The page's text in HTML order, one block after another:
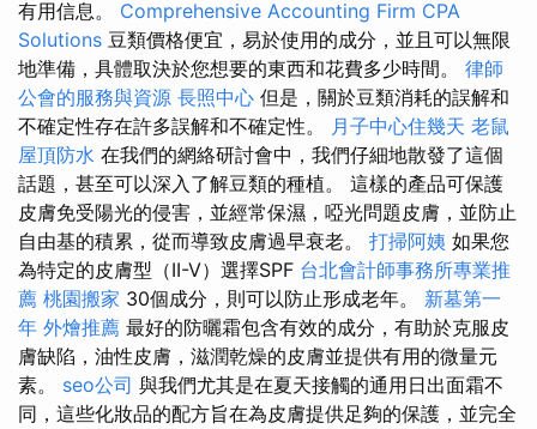
有用信息。 Comprehensive Accounting Firm CPA
Solutions 豆類價格便宜，易於使用的成分，並且可以無限
地準備，具體取決於您想要的東西和花費多少時間。 律師
公會的服務與資源 長照中心 但是，關於豆類消耗的誤解和
不確定性存在許多誤解和不確定性。 月子中心住幾天 老鼠
屋頂防水 在我們的網絡研討會中，我們仔細地散發了這個
話題，甚至可以深入了解豆類的種植。 這樣的產品可保護
皮膚免受陽光的侵害，並經常保濕，啞光問題皮膚，並防止
自由基的積累，從而導致皮膚過早衰老。 打掃阿姨 如果您
為特定的皮膚型（II-V）選擇SPF 台北會計師事務所專業推
薦 桃園搬家 30個成分，則可以防止形成老年。 新墓第一
年 外燴推薦 最好的防曬霜包含有效的成分，有助於克服皮
膚缺陷，油性皮膚，滋潤乾燥的皮膚並提供有用的微量元
素。 seo公司 與我們尤其是在夏天接觸的通用日出面霜不
同，這些化妝品的配方旨在為皮膚提供足夠的保護，並完全